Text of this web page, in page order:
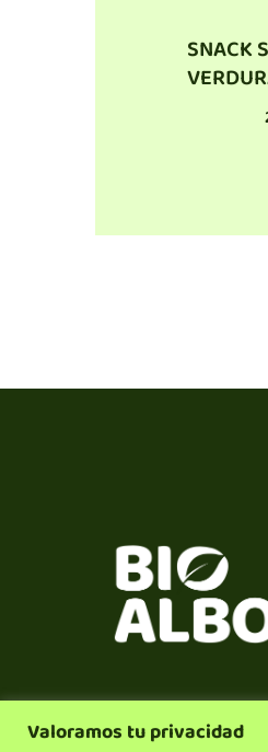
Valoramos tu privacidad
SNACK